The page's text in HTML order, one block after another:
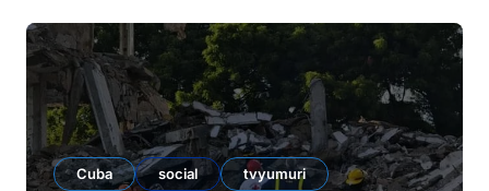
Cuba social tvyumuri